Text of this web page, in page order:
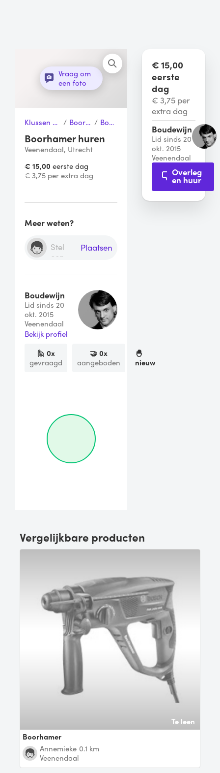
Vraag om
een foto
Klussen & Gereedschap / Boormachines / Boorhamer
Boorhamer huren
Veenendaal, Utrecht
€ 15,00 eerste dag
€ 3,75 per extra dag
Meer weten?
Plaatsen
Boudewijn
Lid sinds 20
okt. 2015
Veenendaal
Bekijk profiel
🙋 0x
gevraagd
🤝0x
aangeboden
🐣
nieuw
Vergelijkbare producten
Te leen
Boorhamer
Annemieke 0.1 km
Veenendaal
€ 15,00
eerste
dag
€ 3,75 per
extra dag
Boudewijn
Lid sinds 20
okt. 2015
Veenendaal
Overleg
en huur